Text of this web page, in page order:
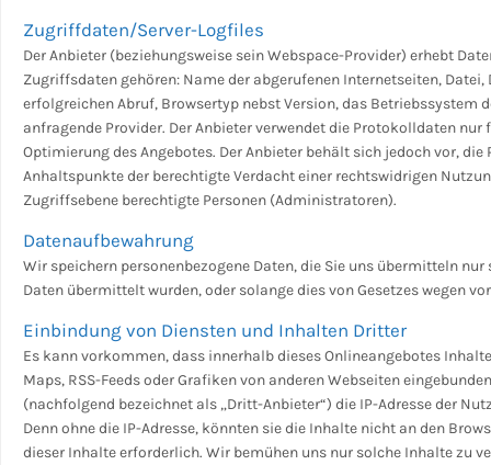
Zugriffdaten/Server-Logfiles
Der Anbieter (beziehungsweise sein Webspace-Provider) erhebt
Zugriffsdaten gehören: Name der abgerufenen Internetseiten,
erfolgreichen Abruf, Browsertyp nebst Version, das Betriebssystem
anfragende Provider. Der Anbieter verwendet die Protokolldaten
Optimierung des Angebotes. Der Anbieter behält sich jedoch vor,
Anhaltspunkte der berechtigte Verdacht einer rechtswidrigen
Zugriffsebene berechtigte Personen (Administratoren).
Datenaufbewahrung
Wir speichern personenbezogene Daten, die Sie uns übermitteln
Daten übermittelt wurden, oder solange dies von Gesetzes wegen
Einbindung von Diensten und Inhalten Dritter
Es kann vorkommen, dass innerhalb dieses Onlineangebotes
Maps, RSS-Feeds oder Grafiken von anderen Webseiten
(nachfolgend bezeichnet als „Dritt-Anbieter“) die IP-Adresse der
Denn ohne die IP-Adresse, könnten sie die Inhalte nicht an den
dieser Inhalte erforderlich. Wir bemühen uns nur solche Inhalte zu